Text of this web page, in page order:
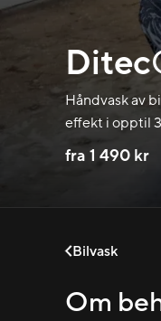
Håndvask av
effekt i opptil
fra 1 490 kr
Bilvask
Om